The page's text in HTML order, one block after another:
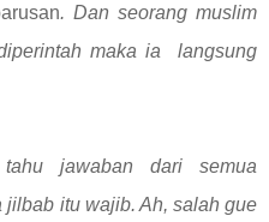
. Dan seorang muslim
maka ia langsung
jawaban dari semua
jilbab itu wajib. Ah, salah gue